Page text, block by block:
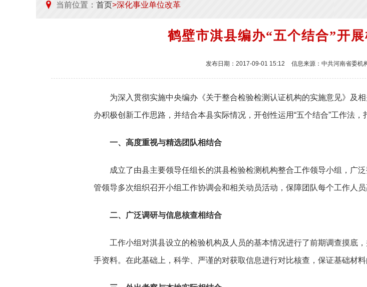
当前位置： 首页>深化事业单位改革
鹤壁市淇县编办“五个结合”开
发布日期：2017-09-01 15:12 信息来源：中共河南省委机
为深入贯彻实施中央编办《关于整合检验检测认证机构的实施意见》及
办积极创新工作思路，并结合本县实际情况，开创性运用“五个结合”工作法，
一、高度重视与精选团队相结合
成立了由县主要领导任组长的淇县检验检测机构整合工作领导小组，广
管领导多次组织召开小组工作协调会和相关动员活动，保障团队每个工作人
二、广泛调研与信息核查相结合
工作小组对淇县设立的检验机构及人员的基本情况进行了前期调查摸底
手资料。在此基础上，科学、严谨的对获取信息进行对比核查，保证基础材料